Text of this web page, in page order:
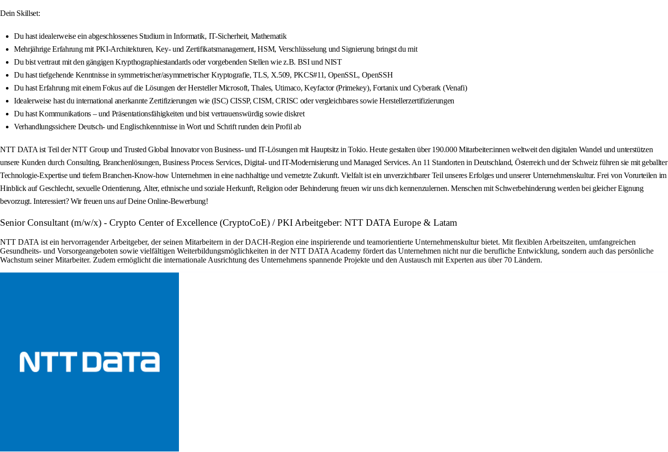
Dein Skillset:
Du hast idealerweise ein abgeschlossenes Studium in Informatik, IT-Sicherheit, Mathematik
Mehrjährige Erfahrung mit PKI-Architekturen, Key- und Zertifikatsmanagement, HSM, Verschlüsselung und Signierung bringst du mit
Du bist vertraut mit den gängigen Krypthographiestandards oder vorgebenden Stellen wie z.B. BSI und NIST
Du hast tiefgehende Kenntnisse in symmetrischer/asymmetrischer Kryptografie, TLS, X.509, PKCS#11, OpenSSL, OpenSSH
Du hast Erfahrung mit einem Fokus auf die Lösungen der Hersteller Microsoft, Thales, Utimaco, Keyfactor (Primekey), Fortanix und Cyberark (Venafi)
Idealerweise hast du international anerkannte Zertifizierungen wie (ISC) CISSP, CISM, CRISC oder vergleichbares sowie Herstellerzertifizierungen
Du hast Kommunikations – und Präsentationsfähigkeiten und bist vertrauenswürdig sowie diskret
Verhandlungssichere Deutsch- und Englischkenntnisse in Wort und Schrift runden dein Profil ab
NTT DATA ist Teil der NTT Group und Trusted Global Innovator von Business- und IT-Lösungen mit Hauptsitz in Tokio. Heute gestalten über 190.000 Mitarbeiter:innen weltweit den digitalen Wandel und unterstützen
unsere Kunden durch Consulting, Branchenlösungen, Business Process Services, Digital- und IT-Modernisierung und Managed Services. An 11 Standorten in Deutschland, Österreich und der Schweiz führen sie mit geballter
Technologie-Expertise und tiefem Branchen-Know-how Unternehmen in eine nachhaltige und vernetzte Zukunft. Vielfalt ist ein unverzichtbarer Teil unseres Erfolges und unserer Unternehmenskultur. Frei von Vorurteilen im
Hinblick auf Geschlecht, sexuelle Orientierung, Alter, ethnische und soziale Herkunft, Religion oder Behinderung freuen wir uns dich kennenzulernen. Menschen mit Schwerbehinderung werden bei gleicher Eignung
bevorzugt. Interessiert? Wir freuen uns auf Deine Online-Bewerbung!
Senior Consultant (m/w/x) - Crypto Center of Excellence (CryptoCoE) / PKI Arbeitgeber: NTT DATA Europe & Latam
NTT DATA ist ein hervorragender Arbeitgeber, der seinen Mitarbeitern in der DACH-Region eine inspirierende und teamorientierte Unternehmenskultur bietet. Mit flexiblen Arbeitszeiten, umfangreichen
Gesundheits- und Vorsorgeangeboten sowie vielfältigen Weiterbildungsmöglichkeiten in der NTT DATA Academy fördert das Unternehmen nicht nur die berufliche Entwicklung, sondern auch das persönliche
Wachstum seiner Mitarbeiter. Zudem ermöglicht die internationale Ausrichtung des Unternehmens spannende Projekte und den Austausch mit Experten aus über 70 Ländern.